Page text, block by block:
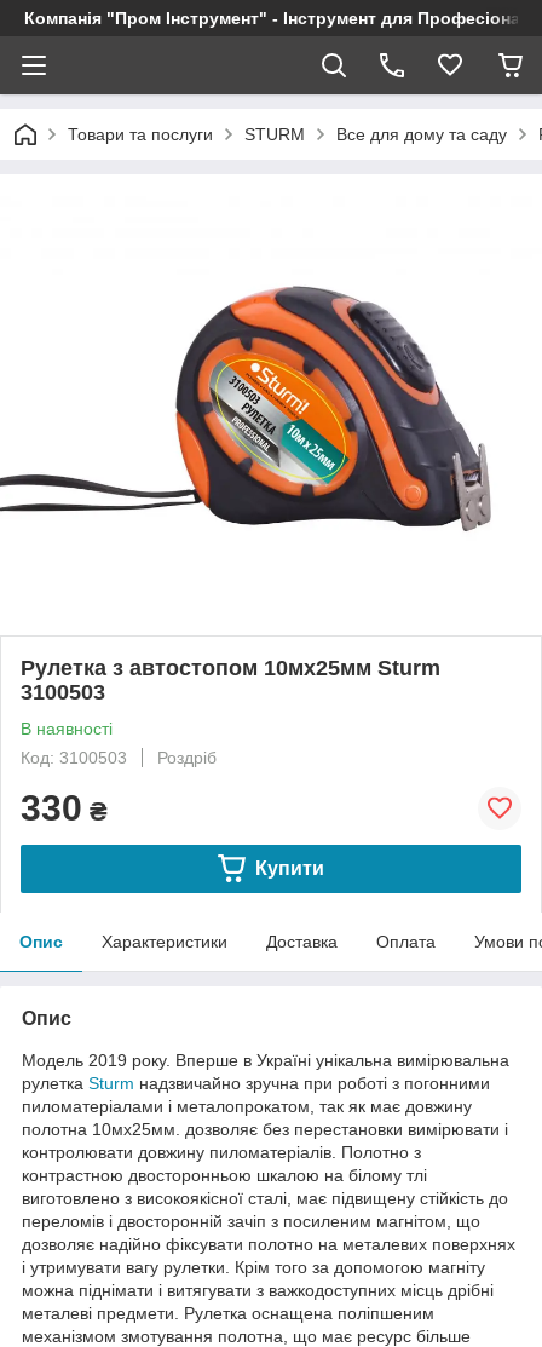
Компанія "Пром Інструмент" - Інструмент для
Товари та послуги STURM Все для дому та саду
Рулетка з автостопом 10мх25мм Sturm
3100503
В наявності
Код: 3100503
Роздріб
330 ₴
Купити
Опис Характеристики Доставка Оплата Умови
Опис
Модель 2019 року. Вперше в Україні унікальна вимірювальна
рулетка Sturm надзвичайно зручна при роботі з погонними
пиломатеріалами і металопрокатом, так як має довжину
полотна 10мх25мм. дозволяє без перестановки вимірювати і
контролювати довжину пиломатеріалів. Полотно з
контрастною двосторонньою шкалою на білому тлі
виготовлено з високоякісної сталі, має підвищену стійкість до
переломів і двосторонній зачіп з посиленим магнітом, що
дозволяє надійно фіксувати полотно на металевих поверхнях
і утримувати вагу рулетки. Крім того за допомогою магніту
можна піднімати і витягувати з важкодоступних місць дрібні
металеві предмети. Рулетка оснащена поліпшеним
механізмом змотування полотна, що має ресурс більше